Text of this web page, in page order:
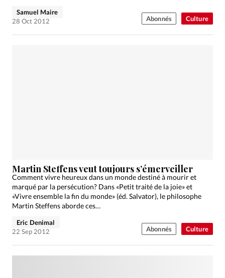
Culture
Samuel Maire
28 Oct 2012
Abonnés
Culture
Martin Steffens veut toujours s’émerveiller
Comment vivre heureux dans un monde destiné à mourir et
marqué par la persécution? Dans «Petit traité de la joie» et
«Vivre ensemble la fin du monde» (éd. Salvator), le philosophe
Martin Steffens aborde ces…
Eric Denimal
22 Sep 2012
Abonnés